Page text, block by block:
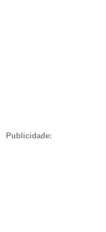
Publicidade: